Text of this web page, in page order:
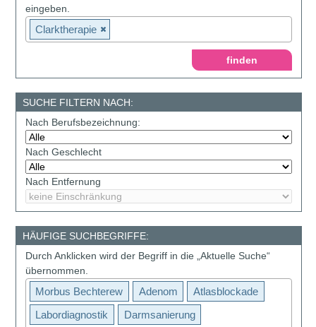
eingeben.
Clarktherapie
SUCHE FILTERN NACH:
Nach Berufsbezeichnung:
Nach Geschlecht
Nach Entfernung
HÄUFIGE SUCHBEGRIFFE:
Durch Anklicken wird der Begriff in die „Aktuelle Suche“
übernommen.
Morbus Bechterew Adenom
Atlasblockade
Labordiagnostik
Darmsanierung